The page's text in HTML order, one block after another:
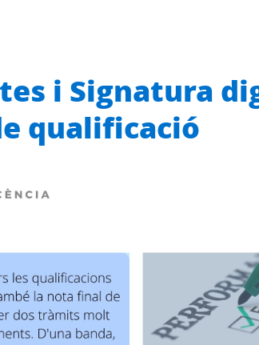
i Signatura
qualificació